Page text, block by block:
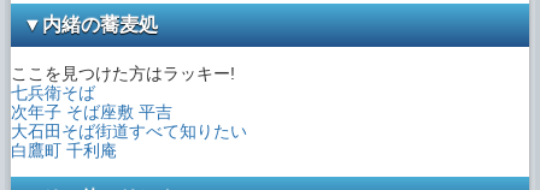
トリペア事例、更新中」を追加しました。
ブログに 「◆インスタグラムのホイールリ
ペア事例、更新中」を追加しました。
2020年04月20日
会社概要に「山形商工会議所会員ノ章」更新しま
▼内緒の蕎麦処
ここを見つけた方はラッキー!
七兵衛そば
次年子 そば座敷 平吉
大石田そば街道すべて知りたい
白鷹町 千利庵